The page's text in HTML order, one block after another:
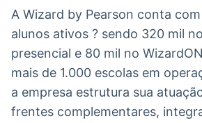
para
Conteúdos
dados
A Wizard by Pearson conta
alunos ativos ? sendo 320 mil
presencial e 80 mil no
mais de 1.000 escolas em
a empresa estrutura sua
frentes complementares,